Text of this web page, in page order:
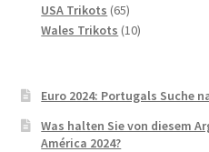
USA Trikots 6565
Produkte
Wales Trikots 1010
Euro 2024: Portugals Suche
Was halten Sie von diesem
América 2024?